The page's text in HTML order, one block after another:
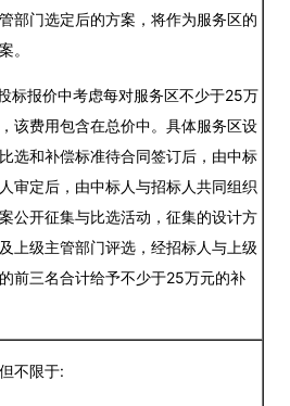
部门选定后的方案，将作为服务区的
。
标报价中考虑每对服务区不少于25万
该费用包含在总价中。具体服务区设
选和补偿标准待合同签订后，由中标
审定后，由中标人与招标人共同组织
公开征集与比选活动，征集的设计方
上级主管部门评选，经招标人与上级
前三名合计给予不少于25万元的补
不限于: